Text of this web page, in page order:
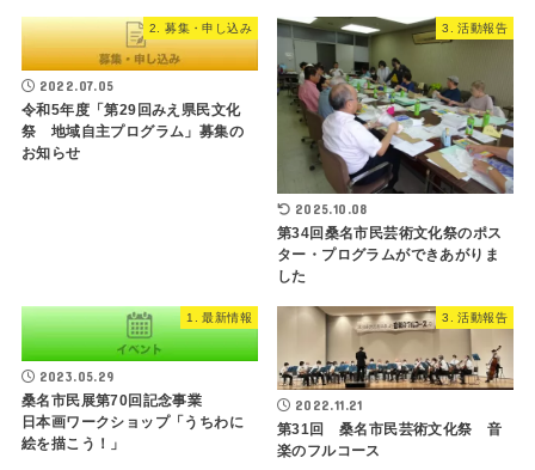
2. 募集・申し込み
2022.07.05
令和5年度「第29回みえ県民文化
祭 地域自主プログラム」募集の
お知らせ
3. 活動報告
2025.10.08
第34回桑名市民芸術文化祭のポス
ター・プログラムができあがりま
した
1. 最新情報
2023.05.29
桑名市民展第70回記念事業
日本画ワークショップ「うちわに
絵を描こう！」
3. 活動報告
2022.11.21
第31回 桑名市民芸術文化祭 音
楽のフルコース